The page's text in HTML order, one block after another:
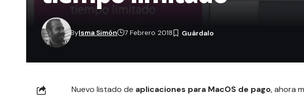
ByIsma Simón 7 Febrero 2018
Nuevo listado de aplicaciones para MacOS de pago, ahora